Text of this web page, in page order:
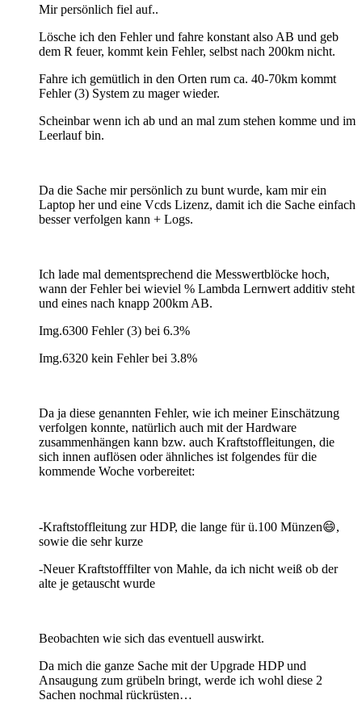
Mir persönlich fiel auf..
Lösche ich den Fehler und fahre konstant also AB und geb
dem R feuer, kommt kein Fehler, selbst nach 200km nicht.
Fahre ich gemütlich in den Orten rum ca. 40-70km kommt
Fehler (3) System zu mager wieder.
Scheinbar wenn ich ab und an mal zum stehen komme und im
Leerlauf bin.
Da die Sache mir persönlich zu bunt wurde, kam mir ein
Laptop her und eine Vcds Lizenz, damit ich die Sache einfach
besser verfolgen kann + Logs.
Ich lade mal dementsprechend die Messwertblöcke hoch,
wann der Fehler bei wieviel % Lambda Lernwert additiv steht
und eines nach knapp 200km AB.
Img.6300 Fehler (3) bei 6.3%
Img.6320 kein Fehler bei 3.8%
Da ja diese genannten Fehler, wie ich meiner Einschätzung
verfolgen konnte, natürlich auch mit der Hardware
zusammenhängen kann bzw. auch Kraftstoffleitungen, die
sich innen auflösen oder ähnliches ist folgendes für die
kommende Woche vorbereitet:
-Kraftstoffleitung zur HDP, die lange für ü.100 Münzen😄,
sowie die sehr kurze
-Neuer Kraftstofffilter von Mahle, da ich nicht weiß ob der
alte je getauscht wurde
Beobachten wie sich das eventuell auswirkt.
Da mich die ganze Sache mit der Upgrade HDP und
Ansaugung zum grübeln bringt, werde ich wohl diese 2
Sachen nochmal rückrüsten…